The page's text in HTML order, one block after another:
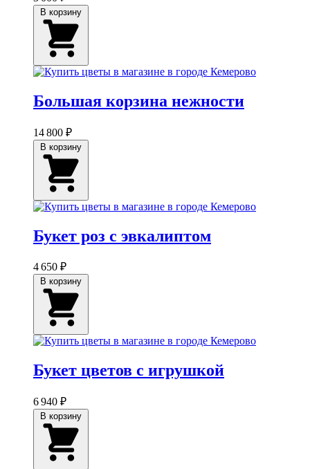
Большая корзина нежности
14 800 ₽
Букет роз с эвкалиптом
4 650 ₽
Букет цветов с игрушкой
6 940 ₽